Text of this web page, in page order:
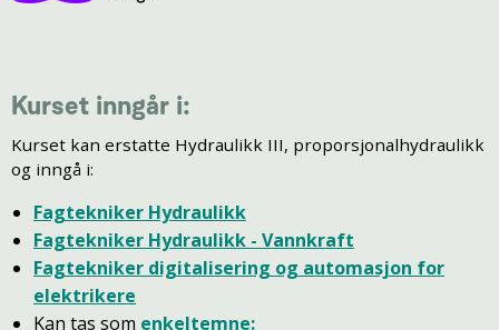
Kurset inngår i:
Kurset kan erstatte Hydraulikk III, proporsjonalhydraulikk
og inngå i:
Fagtekniker Hydraulikk
Fagtekniker Hydraulikk - Vannkraft
Fagtekniker digitalisering og automasjon for
elektrikere
Kan tas som enkeltemne: